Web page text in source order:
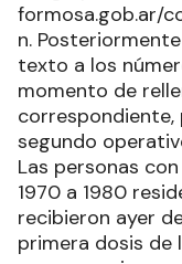
formosa.gob.ar/
n.
texto a los
momento de
correspondiente,
segundo
Las personas
1970 a 1980
recibieron ayer
primera dosis de